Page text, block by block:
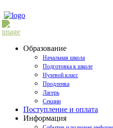
Образование
Начальная школа
Подготовка к школе
Нулевой класс
Продленка
Лагерь
Секции
Поступление и оплата
Информация